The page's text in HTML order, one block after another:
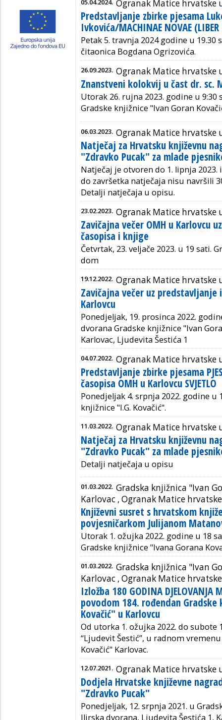
05.04.2024. Ogranak Matice hrvatske
Predstavljanje zbirke pjesama
Ivkovića/MACHINAE NOVAE (LIBER
Petak 5. travnja 2024 godine u 19.30
čitaonica Bogdana Ogrizovića.
26.09.2023. Ogranak Matice hrvatske
Znanstveni kolokvij u čast dr. sc.
Utorak 26. rujna 2023. godine u 9:30
Gradske knjižnice "Ivan Goran
06.03.2023. Ogranak Matice hrvatske
Natječaj za Hrvatsku književnu
"Zdravko Pucak" za mlade
Natječaj je otvoren do 1. lipnja 2023.
do završetka natječaja nisu navršili
Detalji natječaja u opisu.
23.02.2023. Ogranak Matice hrvatske
Zavičajna večer OMH u Karlovcu
časopisa i knjige
Četvrtak, 23. veljače 2023. u 19 sati.
dom
19.12.2022. Ogranak Matice hrvatske
Zavičajna večer uz predstavljanje
Karlovcu
Ponedjeljak, 19. prosinca 2022.
dvorana Gradske knjižnice "Ivan
Karlovac, Ljudevita Šestića 1
04.07.2022. Ogranak Matice hrvatske
Predstavljanje zbirke pjesama
časopisa OMH u Karlovcu SVJETLO
Ponedjeljak 4. srpnja 2022. godine u
knjižnice "I.G. Kovačić".
11.03.2022. Ogranak Matice hrvatske
Natječaj za Hrvatsku književnu
"Zdravko Pucak" za mlade
Detalji natječaja u opisu
01.03.2022. Gradska knjižnica "Ivan
Karlovac , Ogranak Matice
Književni susret s hrvatskom
povjesničarkom Julijanom
Utorak 1. ožujka 2022. godine u 18
Gradske knjižnice "Ivana Gorana
01.03.2022. Gradska knjižnica "Ivan
Karlovac , Ogranak Matice
Izložba 180 GODINA DJELOVANJA
povodom 184. rođendan
Kovačić" u Karlovcu
Od utorka 1. ožujka 2022. do subote
“Ljudevit Šestić”, u radnom
Kovačić" Karlovac.
12.07.2021. Ogranak Matice hrvatske
Dodjela Hrvatske književne
"Zdravko Pucak"
Ponedjeljak, 12. srpnja 2021. u
Ilirska dvorana, Ljudevita Šestića 1,